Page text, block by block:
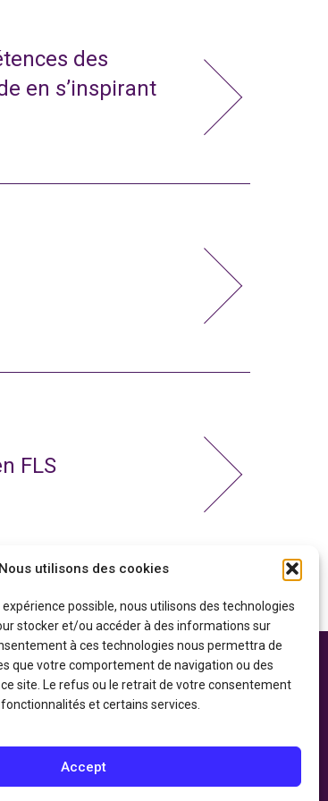
Nous utilisons des cookies
possible, nous utilisons des technologies
stocker et/ou accéder à des informations sur
à ces technologies nous permettra de
que votre comportement de navigation ou des
site. Le refus ou le retrait de votre consentement
et certains services.
Accept
des
en s’inspirant
FLS
Politique de confidentialité
Déclaration d’accessibilité